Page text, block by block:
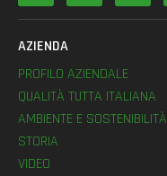
AZIENDA
PROFILO AZIENDALE
QUALITÀ TUTTA ITALIANA
AMBIENTE E SOSTENIBILITÀ
STORIA
VIDEO